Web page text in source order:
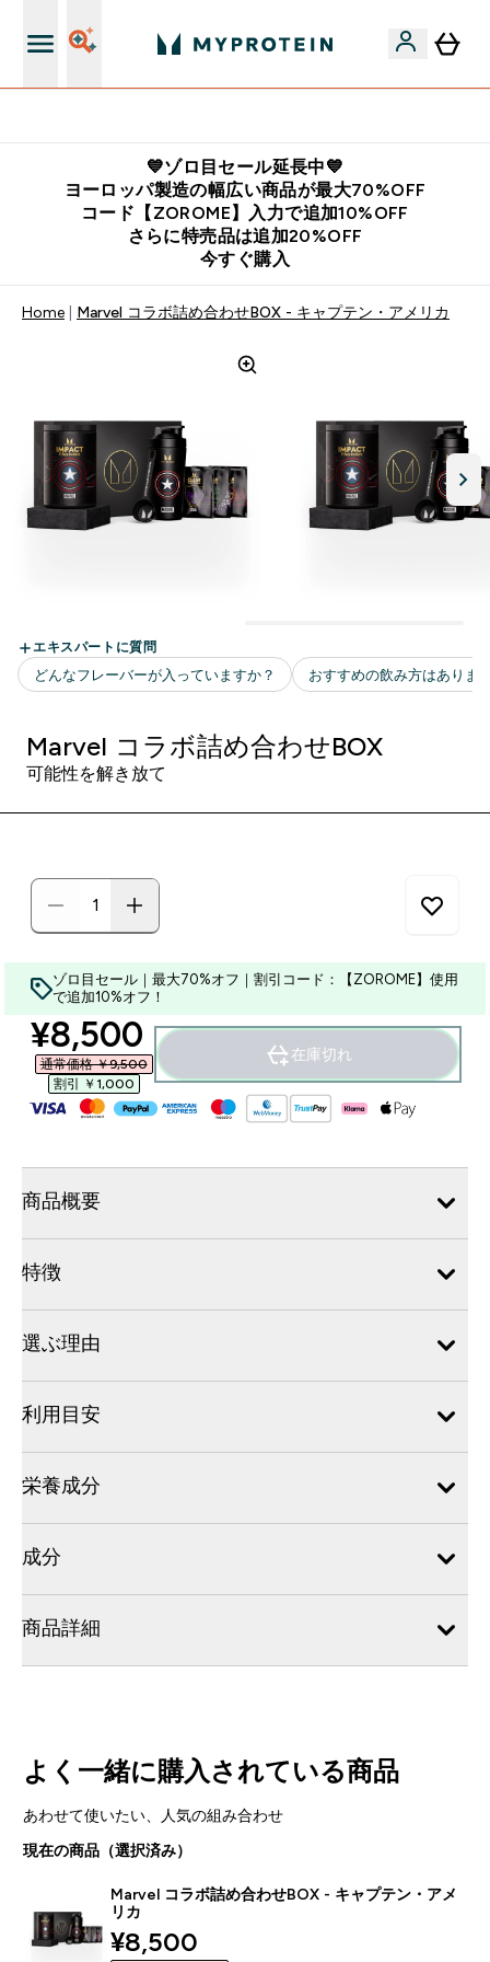
💙ゾロ目セール延長中💙
ヨーロッパ製造の幅広い商品が最大70%OFF
コード【ZOROME】入力で追加10%OFF
さらに特売品は追加20%OFF
今すぐ購入
Home Marvel コラボ詰め合わせBOX - キャプテン・アメリカ
Marvel コラボ詰め合わせBOX
可能性を解き放て
ゾロ目セール｜最大70%オフ｜割引コード：【ZOROME】使用
で追加10%オフ！
discounted price
¥8,500‎
通常価格 ￥9,500‎
割引 ￥1,000‎
在庫切れ
商品概要
特徴
選ぶ理由
利用目安
栄養成分
成分
商品詳細
よく一緒に購入されている商品
あわせて使いたい、人気の組み合わせ
現在の商品（選択済み）
Marvel コラボ詰め合わせBOX - キャプテン・アメ
リカ
discounted price
¥8,500‎